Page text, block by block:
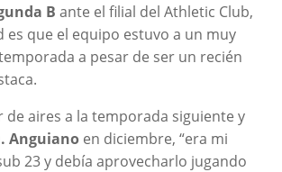
B ante el filial del Athletic Club,
es que el equipo estuvo a un muy
a pesar de ser un recién
de aires a la temporada siguiente y
Anguianoen diciembre, “era mi
23 y debía aprovecharlo jugando